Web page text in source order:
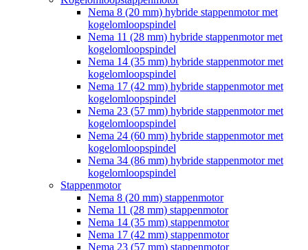
Nema 8 (20 mm) hybride stappenmotor met
kogelomloopspindel
Nema 11 (28 mm) hybride stappenmotor met
kogelomloopspindel
Nema 14 (35 mm) hybride stappenmotor met
kogelomloopspindel
Nema 17 (42 mm) hybride stappenmotor met
kogelomloopspindel
Nema 23 (57 mm) hybride stappenmotor met
kogelomloopspindel
Nema 24 (60 mm) hybride stappenmotor met
kogelomloopspindel
Nema 34 (86 mm) hybride stappenmotor met
kogelomloopspindel
Stappenmotor
Nema 8 (20 mm) stappenmotor
Nema 11 (28 mm) stappenmotor
Nema 14 (35 mm) stappenmotor
Nema 17 (42 mm) stappenmotor
Nema 23 (57 mm) stappenmotor